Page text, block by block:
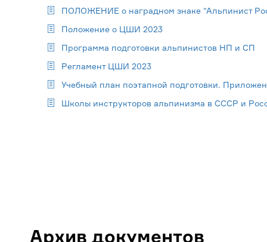
ПОЛОЖЕНИЕ о наградном знаке “Альпинист
Положение о ЦШИ 2023
Программа подготовки альпинистов НП и СП
Регламент ЦШИ 2023
Учебный план поэтапной подготовки.
Школы инструкторов альпинизма в СССР и
Архив документов